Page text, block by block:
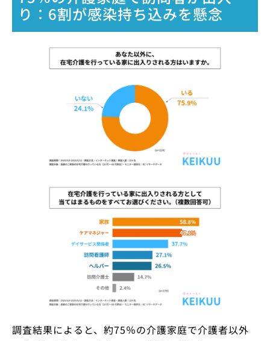
り：6割が感染持ち込みを懸念
調査結果によると、約75％の介護家庭で介護者以外